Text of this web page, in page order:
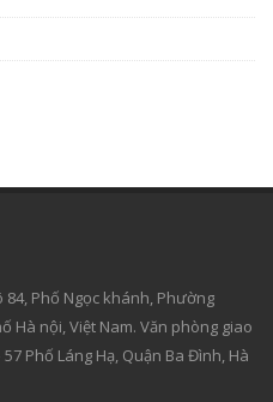
84, Phố Ngọc khánh, Phường
Hà nội, Việt Nam. Văn phòng giao
Phố Láng Hạ, Quận Ba Đình, Hà